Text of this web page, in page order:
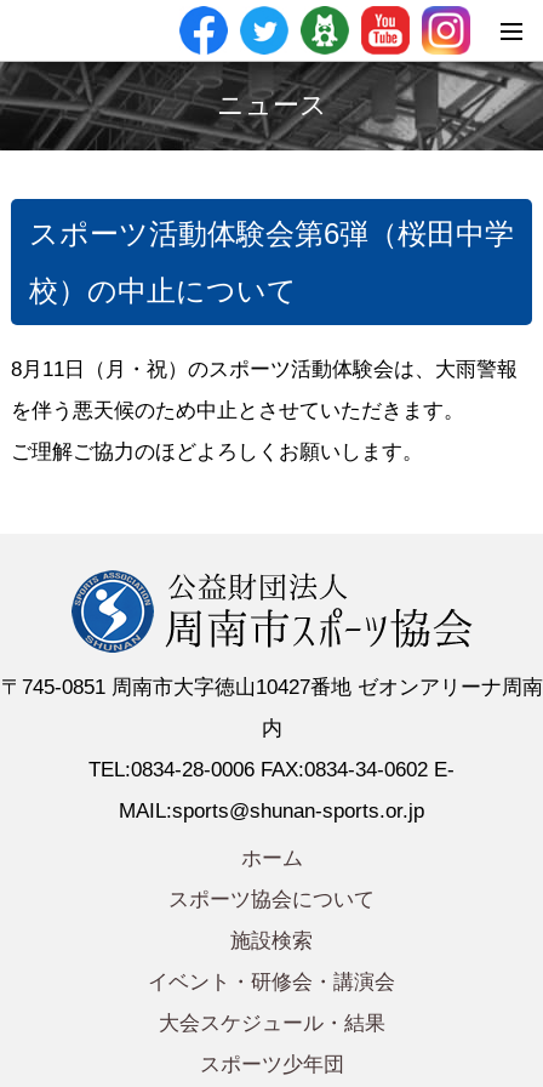
ニュース
スポーツ活動体験会第6弾（桜田中学
校）の中止について
8月11日（月・祝）のスポーツ活動体験会は、大雨警報
を伴う悪天候のため中止とさせていただきます。
ご理解ご協力のほどよろしくお願いします。
〒745-0851 周南市大字徳山10427番地 ゼオンアリーナ周南
内
TEL:0834-28-0006 FAX:0834-34-0602 E-
MAIL:sports@shunan-sports.or.jp
ホーム
スポーツ協会について
施設検索
イベント・研修会・講演会
大会スケジュール・結果
スポーツ少年団